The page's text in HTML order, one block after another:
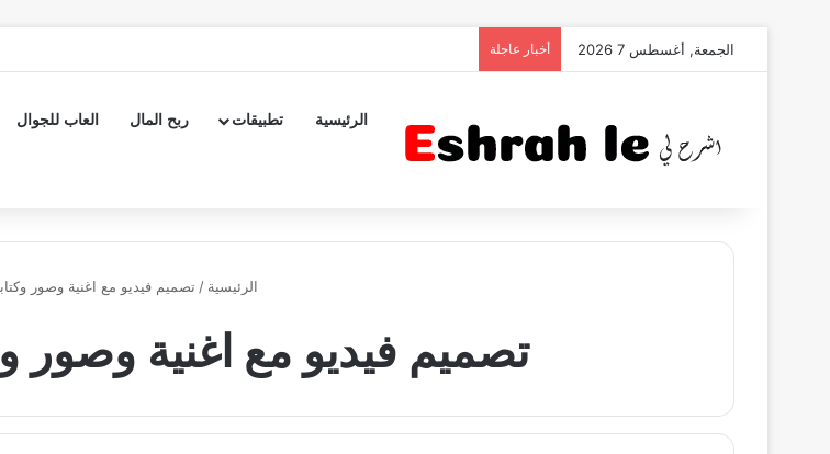
الجمعة, أغسطس 7 2026 أخبار عاجلة
الرئيسية تطبيقات ربح المال العاب للجوال
الرئيسية / تصميم فيديو مع اغنية وصور
تصميم فيديو مع اغنية وصور